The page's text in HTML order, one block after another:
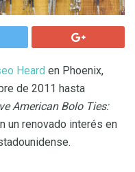
Heard en Phoenix,
de 2011 hasta
American Bolo Ties:
un renovado interés en